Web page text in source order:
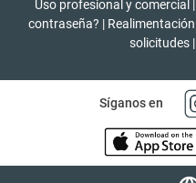
Uso profesional y comercial |
contraseña? | Realimentación
solicitudes |
Síganos en